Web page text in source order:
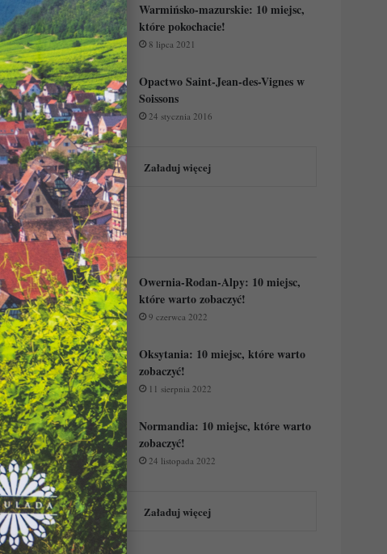
Warmińsko-mazurskie: 10 miejsc,
które pokochacie!
8 lipca 2021
Opactwo Saint-Jean-des-Vignes w
Soissons
24 stycznia 2016
Załaduj więcej
Regiony Francji:
Owernia-Rodan-Alpy: 10 miejsc,
które warto zobaczyć!
9 czerwca 2022
Oksytania: 10 miejsc, które warto
zobaczyć!
11 sierpnia 2022
Normandia: 10 miejsc, które warto
zobaczyć!
24 listopada 2022
Załaduj więcej